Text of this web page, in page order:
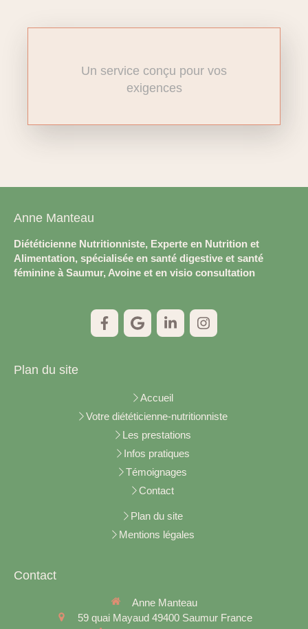
Un service conçu pour vos
exigences
Anne Manteau
Diététicienne Nutritionniste, Experte en Nutrition et
Alimentation, spécialisée en santé digestive et santé
féminine à Saumur, Avoine et en visio consultation
Plan du site
Accueil
Votre diététicienne-nutritionniste
Les prestations
Infos pratiques
Témoignages
Contact
Plan du site
Mentions légales
Contact
Anne Manteau
59 quai Mayaud 49400 Saumur France